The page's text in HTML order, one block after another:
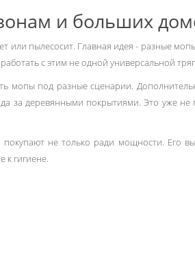
и больших
пылесосит. Главная идея - разные
с этим не одной универсальной
мопы под разные сценарии.
за деревянными покрытиями. Это уже не
не только ради мощности. Его
гигиене.